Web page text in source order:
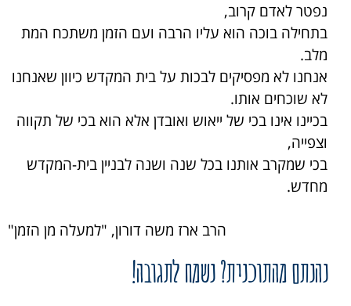
נפטר לאדם קרוב,
בתחילה בוכה הוא עליו הרבה ועם הזמן משתכח המת
מלב.
אנחנו לא מפסיקים לבכות על בית המקדש כיוון שאנחנו
לא שוכחים אותו.
בכיינו אינו בכי של ייאוש ואובדן אלא הוא בכי של תקווה
וצפייה,
בכי שמקרב אותנו בכל שנה ושנה לבניין בית-המקדש
מחדש.
הרב ארז משה דורון, "למעלה מן הזמן"
נהנתם מהתוכנית? נשמח לתגובה!